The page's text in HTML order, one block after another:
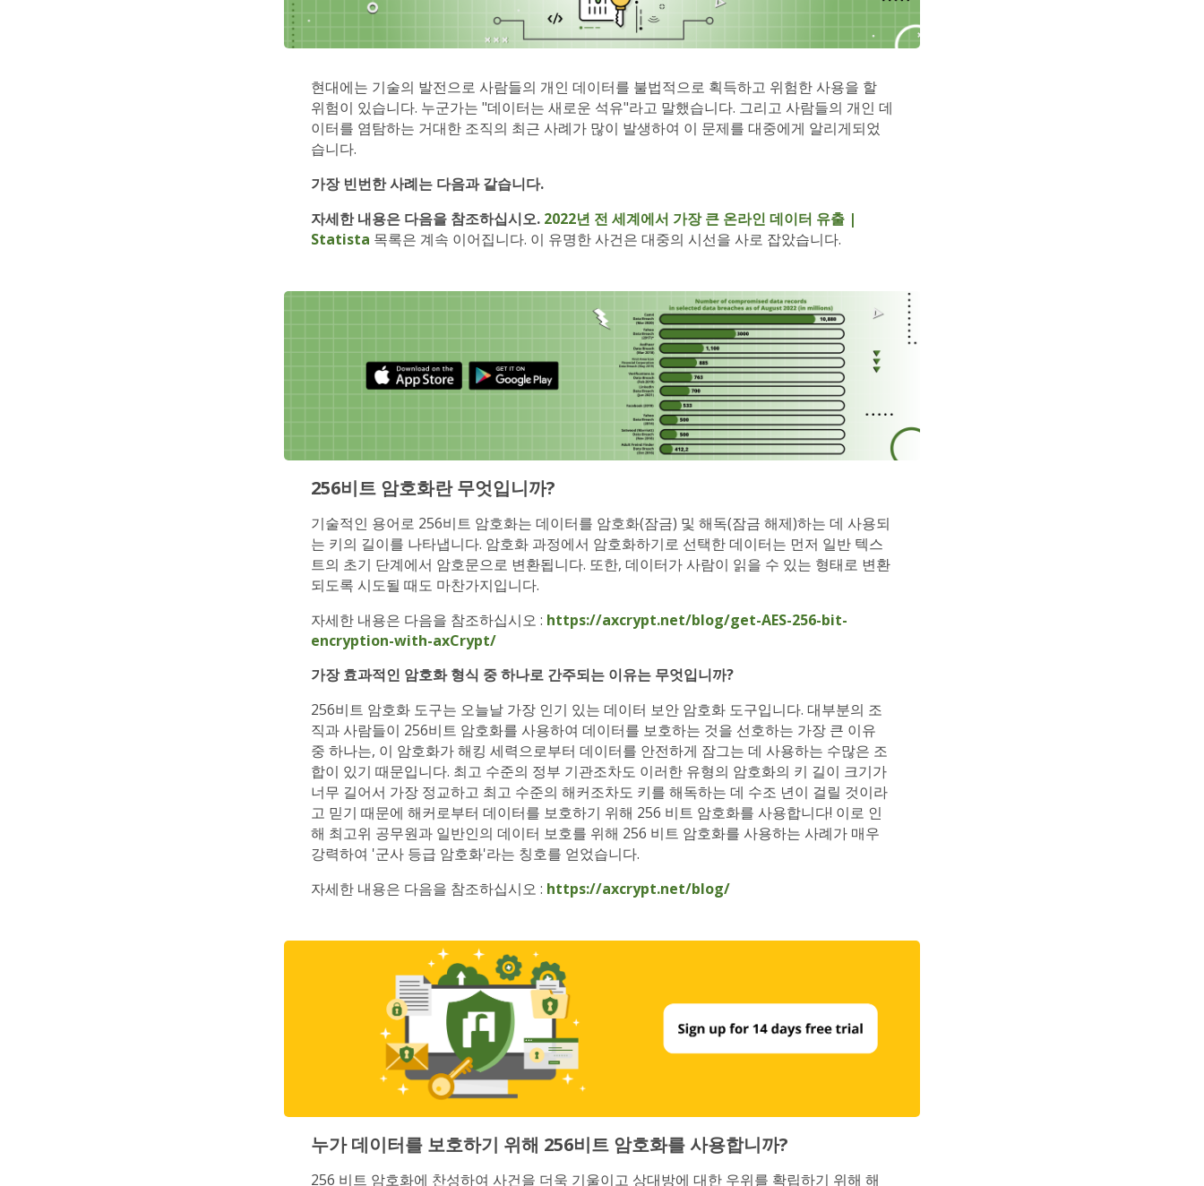
현대에는 기술의 발전으로 사람들의 개인 데이터를 불법적으로 획득하고 위험한 사용을 할
위험이 있습니다. 누군가는 "데이터는 새로운 석유"라고 말했습니다. 그리고 사람들의 개인 데
이터를 염탐하는 거대한 조직의 최근 사례가 많이 발생하여 이 문제를 대중에게 알리게되었
습니다.
가장 빈번한 사례는 다음과 같습니다.
자세한 내용은 다음을 참조하십시오. 2022년 전 세계에서 가장 큰 온라인 데이터 유출 |
Statista 목록은 계속 이어집니다. 이 유명한 사건은 대중의 시선을 사로 잡았습니다.
256비트 암호화란 무엇입니까?
기술적인 용어로 256비트 암호화는 데이터를 암호화(잠금) 및 해독(잠금 해제)하는 데 사용되
는 키의 길이를 나타냅니다. 암호화 과정에서 암호화하기로 선택한 데이터는 먼저 일반 텍스
트의 초기 단계에서 암호문으로 변환됩니다. 또한, 데이터가 사람이 읽을 수 있는 형태로 변환
되도록 시도될 때도 마찬가지입니다.
자세한 내용은 다음을 참조하십시오 : https://axcrypt.net/blog/get-AES-256-bit-
encryption-with-axCrypt/
가장 효과적인 암호화 형식 중 하나로 간주되는 이유는 무엇입니까?
256비트 암호화 도구는 오늘날 가장 인기 있는 데이터 보안 암호화 도구입니다. 대부분의 조
직과 사람들이 256비트 암호화를 사용하여 데이터를 보호하는 것을 선호하는 가장 큰 이유
중 하나는, 이 암호화가 해킹 세력으로부터 데이터를 안전하게 잠그는 데 사용하는 수많은 조
합이 있기 때문입니다. 최고 수준의 정부 기관조차도 이러한 유형의 암호화의 키 길이 크기가
너무 길어서 가장 정교하고 최고 수준의 해커조차도 키를 해독하는 데 수조 년이 걸릴 것이라
고 믿기 때문에 해커로부터 데이터를 보호하기 위해 256 비트 암호화를 사용합니다! 이로 인
해 최고위 공무원과 일반인의 데이터 보호를 위해 256 비트 암호화를 사용하는 사례가 매우
강력하여 '군사 등급 암호화'라는 칭호를 얻었습니다.
자세한 내용은 다음을 참조하십시오 : https://axcrypt.net/blog/
누가 데이터를 보호하기 위해 256비트 암호화를 사용합니까?
256 비트 암호화에 찬성하여 사건을 더욱 기울이고 상대방에 대한 우위를 확립하기 위해 해